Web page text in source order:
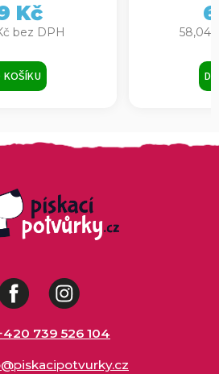
bez DPH
Kč
KOŠÍKU
58,04
FacebookInstagram
@piskacipotvurky.cz
739 526 104